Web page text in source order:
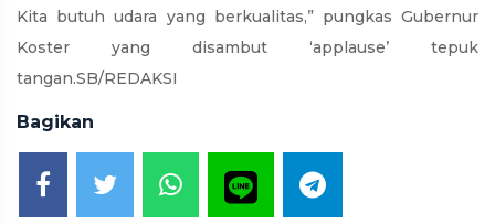
Kita butuh udara yang berkualitas,” pungkas Gubernur
Koster yang disambut ‘applause’ tepuk
tangan.SB/REDAKSI
Bagikan